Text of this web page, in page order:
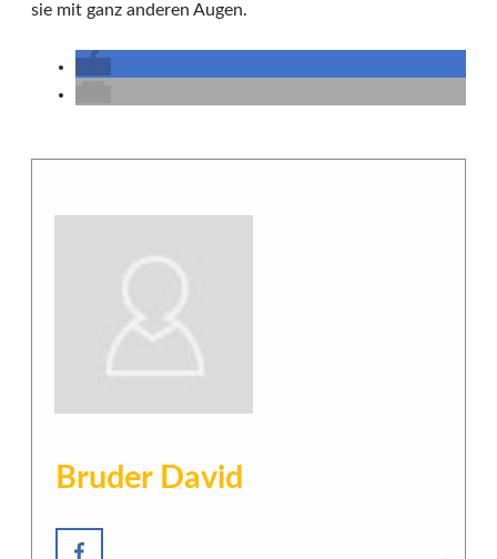
sie mit ganz anderen Augen.
Bruder David